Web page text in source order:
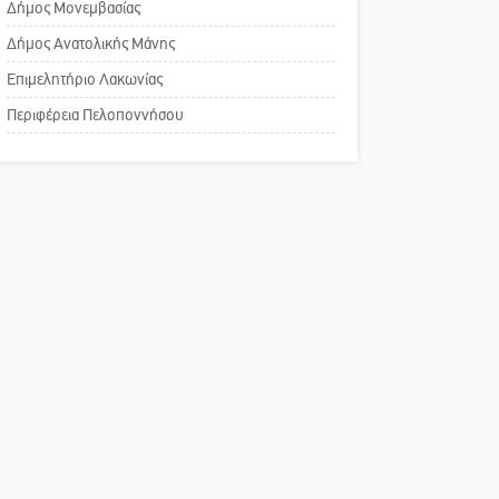
Σπάρτης για τη λειτουργία
του ΚΑΠΗ
Το δικό σας σχόλιο:
Παράδειγμα κοινωνικής
Δήμος Μονεμβασίας
Δήμος Ανατολικής Μάνης
Επιμελητήριο Λακωνίας
Περιφέρεια Πελοποννήσου